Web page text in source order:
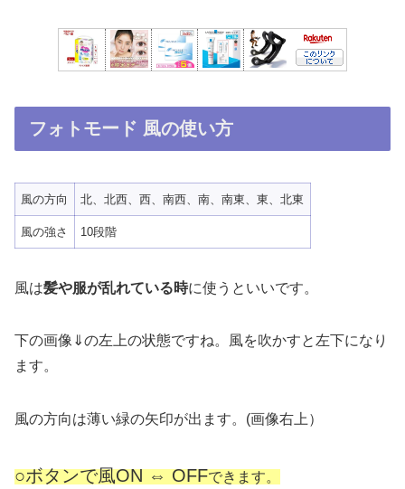
フォトモード 風の使い方
風の方向 北、北西、西、南西、南、南東、東、北東
風の強さ 10段階
風は髪や服が乱れている時に使うといいです。
下の画像⇓の左上の状態ですね。風を吹かすと左下になり
ます。
風の方向は薄い緑の矢印が出ます。(画像右上）
○ボタンで風ON ⇔ OFFできます。